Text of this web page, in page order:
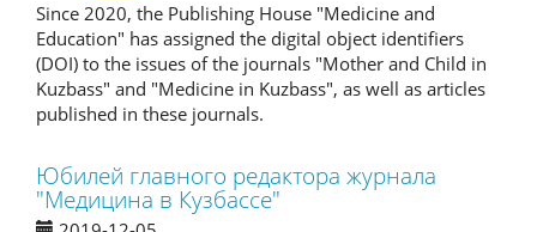
Since 2020, the Publishing House "Medicine and
Education" has assigned the digital object identifiers
(DOI) to the issues of the journals "Mother and Child in
Kuzbass" and "Medicine in Kuzbass", as well as articles
published in these journals.
Юбилей главного редактора журнала
"Медицина в Кузбассе"